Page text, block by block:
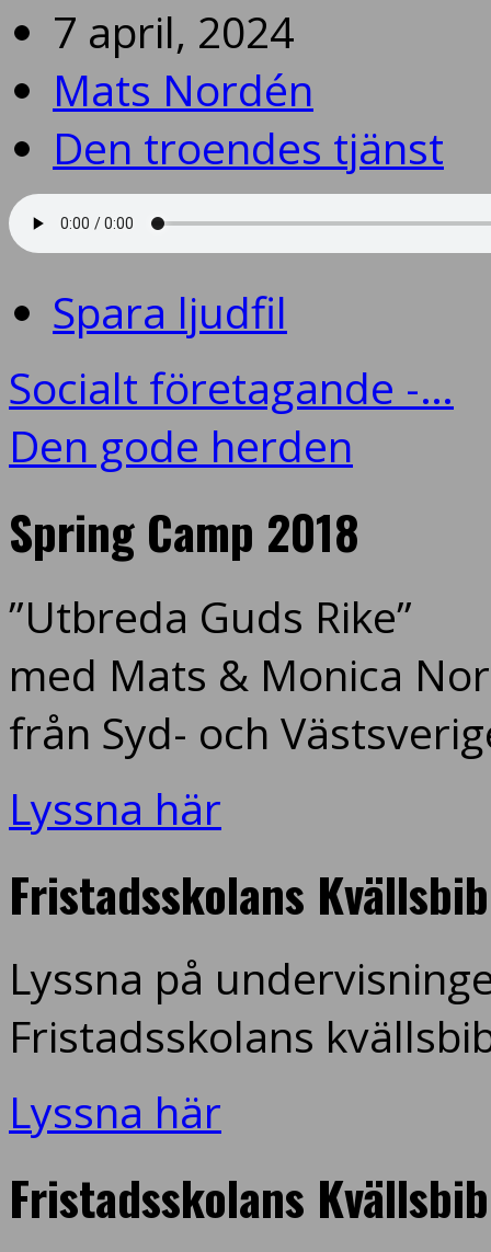
7 april, 2024
Mats Nordén
Den troendes tjänst
Spara ljudfil
Socialt företagande -…
Den gode herden
Spring Camp 2018
”Utbreda Guds Rike”
med Mats & Monica
från Syd- och
Lyssna här
Fristadsskolans
Lyssna på
Fristadsskolans
Lyssna här
Fristadsskolans